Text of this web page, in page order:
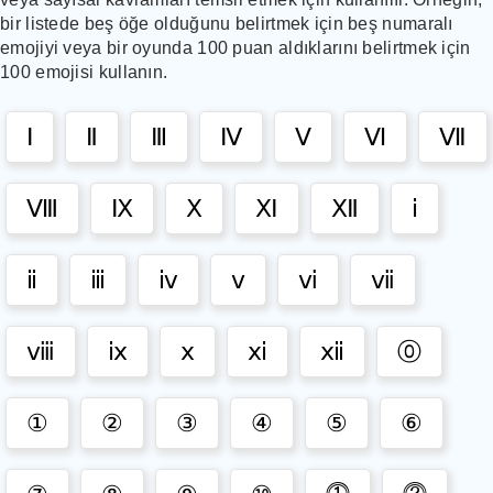
Heart
emojis
emojis
Smiley
emojis
People
emojis
Gestures
Arrows
emojis
bir listede beş öğe olduğunu belirtmek için beş numaralı
emojiyi veya bir oyunda 100 puan aldıklarını belirtmek için
100 emojisi kullanın.
Ⅳ Ⅴ Ⅵ Ⅶ
Ⅷ Ⅸ Ⅹ Ⅺ Ⅻ ⅰ
ⅱ ⅲ ⅳ ⅴ ⅵ ⅶ
ⅷ ⅸ ⅹ ⅺ ⅻ ⓪
① ② ③ ④ ⑤ ⑥